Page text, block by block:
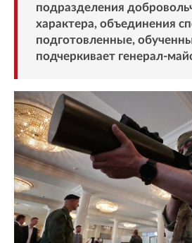
подразделения
характера, объединения
подготовленные,
подчеркивает генерал-